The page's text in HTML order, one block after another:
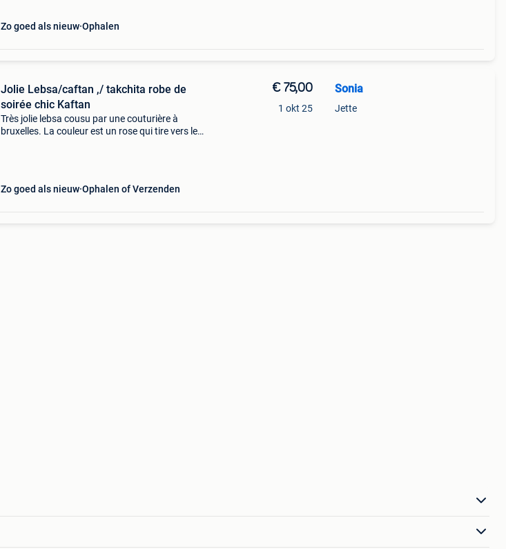
Zo goed als nieuw Ophalen
Jolie Lebsa/caftan ,/ takchita robe de
soirée chic Kaftan
Très jolie lebsa cousu par une couturière à
bruxelles. La couleur est un rose qui tire vers le
Zo goed als nieuw Ophalen of Verzenden
€ 75,00
1 okt 25
Sonia
Jette